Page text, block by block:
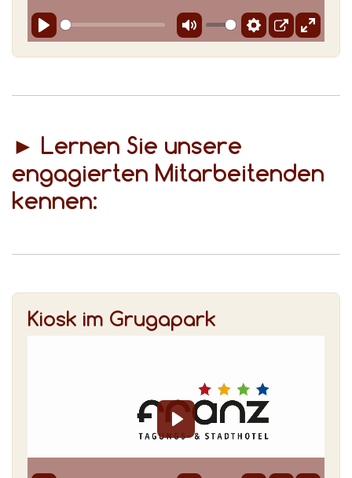
► Lernen Sie unsere
engagierten Mitarbeitenden
kennen:
Kiosk im Grugapark